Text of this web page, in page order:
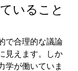
いること
で合理的な議論
見えます。しか
学が働いていま